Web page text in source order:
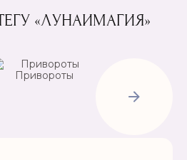
«ЛУНАИМАГИЯ»
Привороты
Рассорки